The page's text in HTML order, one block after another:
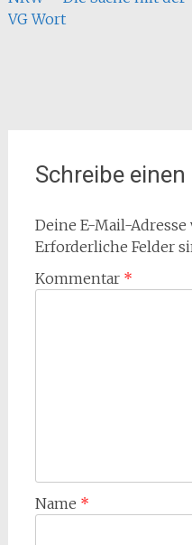
VG Wort
Schreibe
Deine E-Mail-
Erforderliche Felder
Kommentar *
Name *